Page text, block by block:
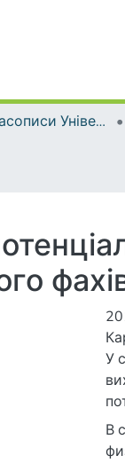
Наукові часописи Університету
У
В